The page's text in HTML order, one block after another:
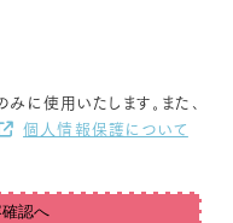
に使用いたします｡また､
個人情報保護について
認へ